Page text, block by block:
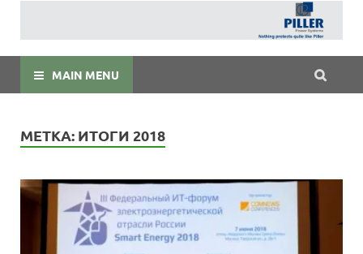
MAIN MENU
МЕТКА: ИТОГИ 2018